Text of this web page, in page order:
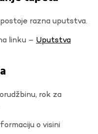
razna uputstva.
linku – Uputstva
rok za
o visini